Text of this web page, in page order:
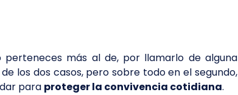
perteneces más al de, por llamarlo de alguna
los dos casos, pero sobre todo en el segundo,
para proteger la convivencia cotidiana.